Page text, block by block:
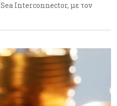
Sea Interconnector, με τον